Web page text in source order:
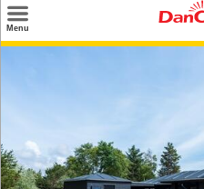
Menu
Info